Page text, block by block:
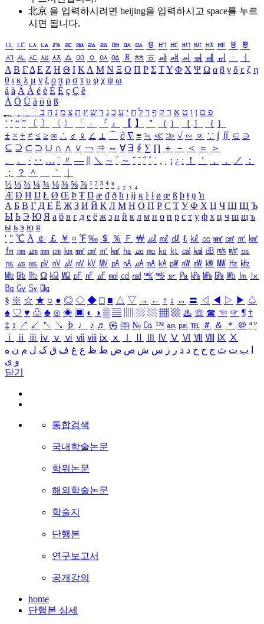
北京 을 입력하시려면 beijing을 입력하시고 space를 누르
시면 됩니다.
ㅥ ㅦ ㅧ ㅨ ㅩ ㅪ ㅫ ㅬ ㅭ ㅮ ㅯ ㅰ ㅱ ㅲ ㅳ ㅴ ㅵ ㅶ ㅷ ㅸ
ㅹ
ㅺ ㅻ ㅼ ㅽ ㅾ ㅿ ㆀ ㆁ ㆂ ㆃ ㆄ ㆅ ㆆ ㆇ ㆈ ㆉ ㆊ ㆋ ㆌ ㆍ
ㆎ
Α Β ΓΔ Ε Ζ Η Θ Ι ΚΛ Μ Ν Ξ Ο Π Ρ Σ ΤΥ Φ Χ Ψ Ω α β γ δ ε ζ η
θ ι κ λ μ ν ξ ο π ρ σ τ υ φ χ ψ ω
á à Á À é è É È ç Ç ê
Ä Ö Ü ä ö ü ß
ִֶֹ ֻּ ׁׂ פ ם ן ו ט א ר ק ף ך ל ח י ע כ ג ד ש ץ ת צ מ נ ה ב
‘ ’ “ ” 〔 〕 〈 〉 「 」 『 』 【 】 ＂ （ ） ［ ］ ｛ ｝
± × ÷ ≠ ≤ ≥ ∞ ∴ ♂ ♀ ∠ ⊥ ⌒ ∂ ∇ ≡ ≒ ≪ ≫ √ ∽ ∝ ∵ ∫ ∬ ∈ ∋
⊆ ⊇ ⊂ ⊃ ∪ ∩ ∧ ∨ ￢ ⇒ ⇔ ∀ ∃ ∮ ∑ ∏ ＋ － ＜ ＝
＞
、
。 · ‥ … ¨ 〃 ― ＼ ∼ ´ ～ ˇ ˘ ˝ ˚ ˙ ¸ ¡ ¿ ː ！ ＇ ， ． ／
：
；
？ ＾ ｀
½ ⅓ ⅔ ¼ ¾ ⅛ ⅜ ⅝ ⅞ ¹ ² ³ ⁴ ⁿ ₁ ₂ ₃ ₄
Æ Ð Ħ Ĳ Ł Ø Œ Þ Ŧ Ŋ æ đ ð ħ ı ĳ ĸ ŀ ł ø œ ß þ ŧ ŋ ŉ
А Б В Г Д Е Ё Ж З И Й К Л М Н О П Р С Т У Ф Х Ц Ч Ш Щ Ъ
Ы Ь Э Ю Я а б в г д е ё ж з и й к л м н о п р с т у ф х ц ч ш щ ъ
ы ь э ю я
′ ″ ℃ Å ￠ ￡ ￥ ¤ ℉ ‰ ＄ ％ Ｆ ￦ ㎕ ㎖ ㎗ ℓ ㎘ ㏄ ㎣ ㎤ ㎥ ㎦
㎙ ㎚ ㎛ ㎜ ㎝ ㎞ ㎟ ㎠ ㎡ ㎢ ㏊ ㎍ ㎎ ㎏ ㏏ ㎈ ㎉ ㏈ ㎧ ㎨ ㎰
㎱ ㎲ ㎳ ㎴ ㎵ ㎶ ㎷ ㎸ ㎹ ㎀ ㎁ ㎂ ㎃ ㎄ ㎺ ㎻ ㎽ ㎾ ㎿ ㎐ ㎑
㎒ ㎓ ㎔ Ω ㏀ ㏁ ㎊ ㎋ ㎌ ㏖ ㏅ ㎭ ㎮ ㎯ ㏛ ㎩ ㎪ ㎫ ㎬ ㏝ ㏐
㏓
㏃ ㏉ ㏜ ㏆
§ ※ ☆ ★ ○ ● ◎ ◇ ◆ □ ■ △ ▽ → ← ↑ ↓ ↔ 〓 ◁ ◀ ▷ ▶ ♤
♠ ♡ ♥ ♧ ♣ ⊙ ◈ ▣ ◐ ◑ ▒ ▤ ▨ ▧ ▦ ▩ ♨ ☏ ☎ ☜ ☞ ¶ †
‡ ↕ ↗ ↙ ↖ ↘ ♭ ♩ ♪ ♬ ㉿ ㈜ № ㏇ ™ ㏂ ㏘ ℡ ＃ ＆ ＊ ＠ ª º
ⅰ
ⅱ ⅲ ⅳ ⅴ ⅵ ⅶ ⅷ ⅸ ⅹ Ⅳ Ⅴ Ⅵ Ⅶ Ⅷ Ⅸ Ⅹ
ب ت ث ج ح خ د ذ ر ز س ش ص ض ط ظ ع غ ف ق ک ل م ن ه
و ی
닫기
통합검색
국내학술논문
학위논문
해외학술논문
학술지
단행본
연구보고서
공개강의
home
단행본 상세